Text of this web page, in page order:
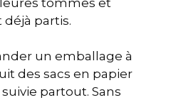
partis.
un emballage à
des sacs en papier
partout. Sans